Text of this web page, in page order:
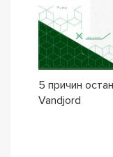
5 причин
Vandjord